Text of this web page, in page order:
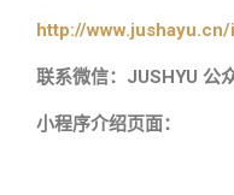
http://
联系微信：JUSHYU 公
小程序介绍页面：